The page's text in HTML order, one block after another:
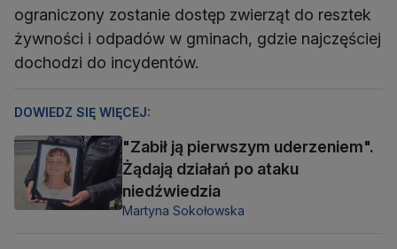
ograniczony zostanie dostęp zwierząt do resztek
żywności i odpadów w gminach, gdzie najczęściej
dochodzi do incydentów.
DOWIEDZ SIĘ WIĘCEJ:
"Zabił ją pierwszym uderzeniem".
Żądają działań po ataku
niedźwiedzia
Martyna Sokołowska